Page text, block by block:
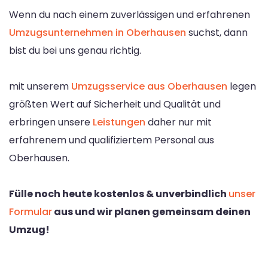
Wenn du nach einem zuverlässigen und erfahrenen
Umzugsunternehmen in Oberhausen suchst, dann
bist du bei uns genau richtig.
mit unserem Umzugsservice aus Oberhausen legen
größten Wert auf Sicherheit und Qualität und
erbringen unsere Leistungen daher nur mit
erfahrenem und qualifiziertem Personal aus
Oberhausen.
Fülle noch heute kostenlos & unverbindlich unser
Formularaus und wir planen gemeinsam deinen
Umzug!